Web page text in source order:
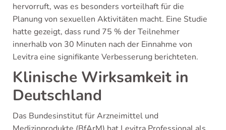
hervorruft, was es besonders vorteilhaft für die
Planung von sexuellen Aktivitäten macht. Eine Studie
hatte gezeigt, dass rund 75 % der Teilnehmer
innerhalb von 30 Minuten nach der Einnahme von
Levitra eine signifikante Verbesserung berichteten.
Klinische Wirksamkeit in
Deutschland
Das Bundesinstitut für Arzneimittel und